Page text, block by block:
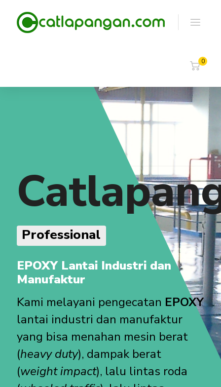
0
Professional
EPOXY Lantai Industri dan
Manufaktur
Kami melayani pengecatan EPOXY
lantai industri dan manufaktur
yang bisa menahan mesin berat
(heavy duty), dampak berat
(weight impact), lalu lintas roda